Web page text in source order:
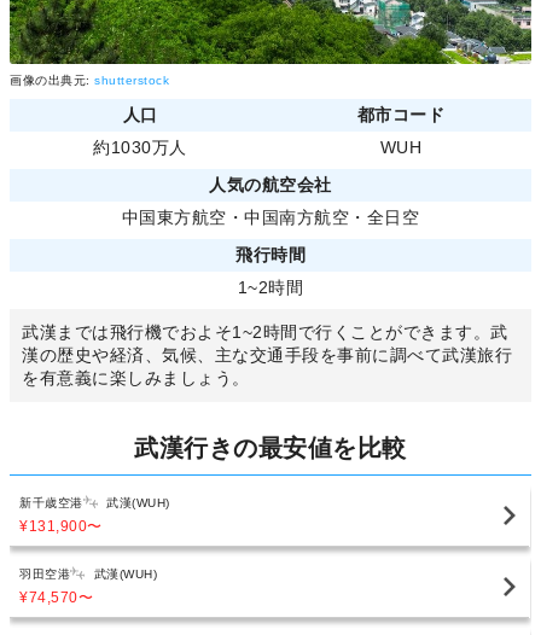
画像の出典元: shutterstock
人口
都市コード
約1030万人
WUH
人気の航空会社
中国東方航空 ・中国南方航空 ・ 全日空
飛行時間
1~2時間
武漢までは飛行機でおよそ1~2時間で行くことができます。武
漢の歴史や経済、気候、主な交通手段を事前に調べて武漢旅行
を有意義に楽しみましょう。
武漢行きの最安値を比較
新千歳空港 武漢(WUH)
¥131,900〜
羽田空港 武漢(WUH)
¥74,570〜